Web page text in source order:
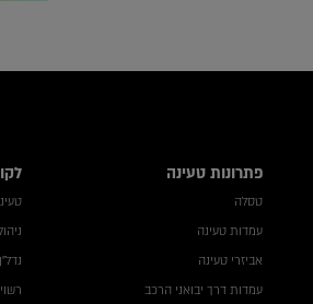
פתרונות טעינה
טסלה
עמדות טעינה
אביזרי טעינה
עמדות דרך יבואני הרכב